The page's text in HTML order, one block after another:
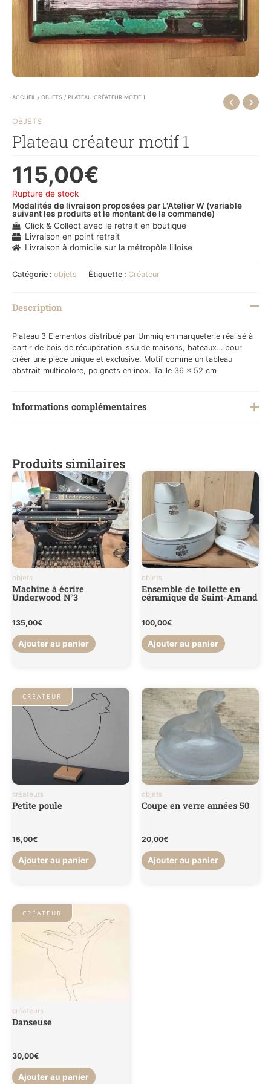
ACCUEIL / OBJETS / PLATEAU CRÉATEUR MOTIF 1
OBJETS
Plateau créateur motif 1
115,00€
Rupture de stock
Modalités de livraison proposées par L'Atelier W (variable
suivant les produits et le montant de la commande)
Click & Collect avec le retrait en boutique
Livraison en point retrait
Livraison à domicile sur la métropôle lilloise
Catégorie : objets Étiquette : Créateur
Description
Plateau 3 Elementos distribué par Ummiq en marqueterie réalisé à
partir de bois de récupération issu de maisons, bateaux… pour
créer une pièce unique et exclusive. Motif comme un tableau
abstrait multicolore, poignets en inox. Taille 36 x 52 cm
Informations complémentaires
Créateurs UMMIQ
Produits similaires
objets
Machine à écrire
Underwood N°3
135,00€
Ajouter au panier
objets
Ensemble de toilette en
céramique de Saint-Amand
100,00€
Ajouter au panier
CRÉATEUR
créateurs
Petite poule
15,00€
Ajouter au panier
objets
Coupe en verre années 50
20,00€
Ajouter au panier
CRÉATEUR
créateurs
Danseuse
30,00€
Ajouter au panier